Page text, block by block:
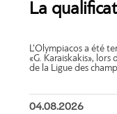
La
L’Olympiacos a été
«G. Karaiskakis»,
de la Ligue des
04.08.2026